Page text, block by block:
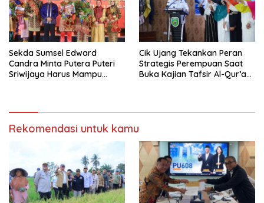
Sekda Sumsel Edward
Candra Minta Putera Puteri
Sriwijaya Harus Mampu
Cik Ujang Tekankan Peran
Strategis Perempuan Saat
Buka Kajian Tafsir Al-Qur’an
Rekomendasi untuk kamu